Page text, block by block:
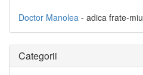
Doctor Manolea - adica frate-miu
Categorii